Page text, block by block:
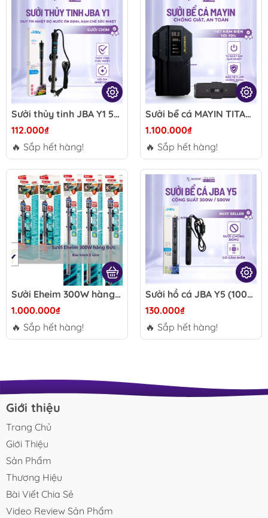
Sưởi thủy tinh JBA Y1 50-200W - Sưởi hồ cá chống bỏng, ổn định nhiệt độ nước, an toàn bền bỉ cho bể cá cảnh
112.000₫
🔥 Sắp hết hàng!
Sưởi bể cá MAYIN TITAN 100W-1200W – Tiết kiệm điện, titan chống ăn mòn, tự ngắt khi cạn nước, màn hình LED, điều chỉnh nhiệt độ
1.100.000₫
🔥 Sắp hết hàng!
Sưởi Eheim 300W hàng Đức – Bảo hành 3 năm
1.000.000₫
🔥 Sắp hết hàng!
Sưởi hồ cá JBA Y5 (100W, 200W, 300W, 500W) có vỏ nhựa chống bỏng
130.000₫
🔥 Sắp hết hàng!
Giới thiệu
Trang Chủ
Giới Thiệu
Sản Phẩm
Thương Hiệu
Bài Viết Chia Sẻ
Video Review Sản Phẩm